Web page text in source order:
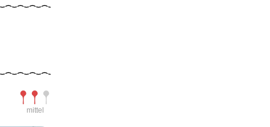
Schwierigkeit
mittel